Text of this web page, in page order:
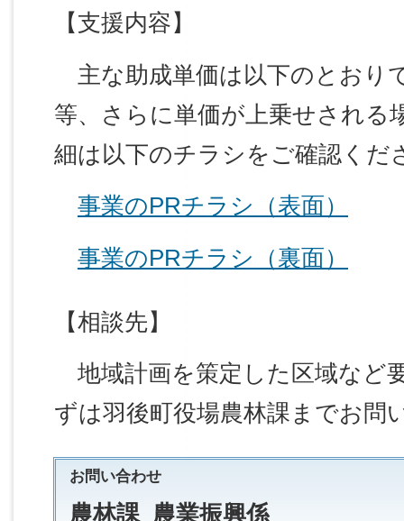
【支援内容】
主な助成単価は以下のとおり
等、さらに単価が上乗せされる
細は以下のチラシをご確認くだ
事業のPRチラシ（表面）
事業のPRチラシ（裏面）
【相談先】
地域計画を策定した区域など
ずは羽後町役場農林課までお問
お問い合わせ
農林課 農業振興係